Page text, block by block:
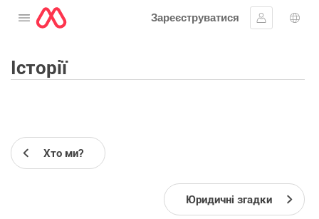
Відкрити меню
Зареєструватися
Увійти
Історії
Хто ми?
Юридичні згадки